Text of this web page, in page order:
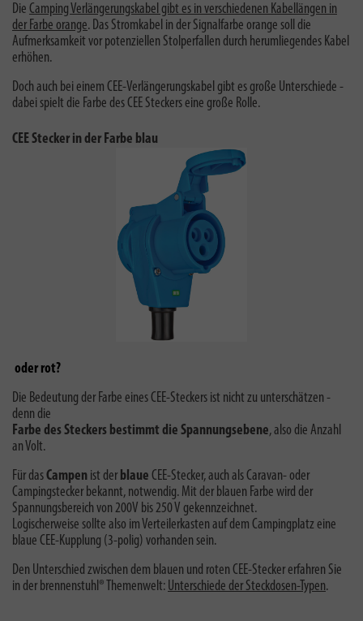
Die Camping Verlängerungskabel gibt es in verschiedenen Kabellängen in
der Farbe orange. Das Stromkabel in der Signalfarbe orange soll die
Aufmerksamkeit vor potenziellen Stolperfallen durch herumliegendes Kabel
erhöhen.
Doch auch bei einem CEE-Verlängerungskabel gibt es große Unterschiede -
dabei spielt die Farbe des CEE Steckers eine große Rolle.
CEE Stecker in der Farbe blau
oder rot?
Die Bedeutung der Farbe eines CEE-Steckers ist nicht zu unterschätzen -
denn die
Farbe des Steckers bestimmt die Spannungsebene, also die Anzahl
an Volt.
Für dasCampen ist der blaue CEE-Stecker, auch als Caravan- oder
Campingstecker bekannt, notwendig. Mit der blauen Farbe wird der
Spannungsbereich von 200V bis 250 V gekennzeichnet.
Logischerweise sollte also im Verteilerkasten auf dem Campingplatz eine
blaue CEE-Kupplung (3-polig) vorhanden sein.
Den Unterschied zwischen dem blauen und roten CEE-Stecker erfahren Sie
in der brennenstuhl® Themenwelt: Unterschiede der Steckdosen-Typen.